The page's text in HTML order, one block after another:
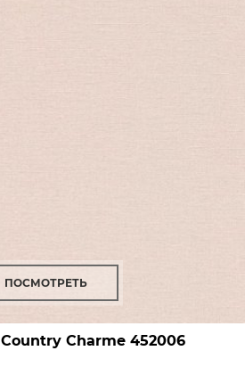
ПОСМОТРЕТЬ
Charme452006